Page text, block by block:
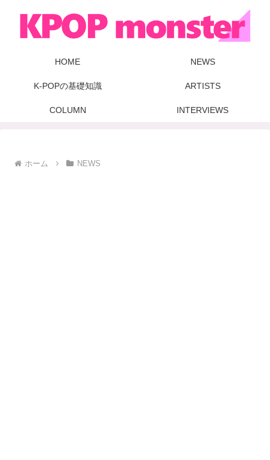
HOME NEWS
K-POPの基礎知識 ARTISTS
COLUMN INTERVIEWS
ホーム NEWS